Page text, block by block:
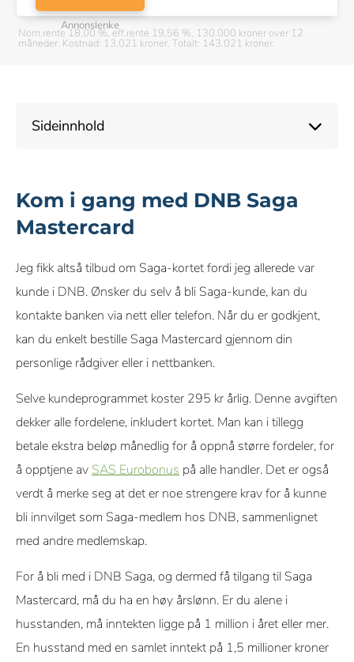
Annonslenke
Nom.rente 18,00 %, eff.rente 19,56 %, 130.000 kroner over 12
måneder. Kostnad: 13.021 kroner. Totalt: 143.021 kroner.
Sideinnhold
Kom i gang med DNB Saga
Mastercard
Jeg fikk altså tilbud om Saga-kortet fordi jeg allerede var
kunde i DNB. Ønsker du selv å bli Saga-kunde, kan du
kontakte banken via nett eller telefon. Når du er godkjent,
kan du enkelt bestille Saga Mastercard gjennom din
personlige rådgiver eller i nettbanken.
Selve kundeprogrammet koster 295 kr årlig. Denne avgiften
dekker alle fordelene, inkludert kortet. Man kan i tillegg
betale ekstra beløp månedlig for å oppnå større fordeler, for
å opptjene av SAS Eurobonus på alle handler. Det er også
verdt å merke seg at det er noe strengere krav for å kunne
bli innvilget som Saga-medlem hos DNB, sammenlignet
med andre medlemskap.
For å bli med i DNB Saga, og dermed få tilgang til Saga
Mastercard, må du ha en høy årslønn. Er du alene i
husstanden, må inntekten ligge på 1 million i året eller mer.
En husstand med en samlet inntekt på 1,5 millioner kroner